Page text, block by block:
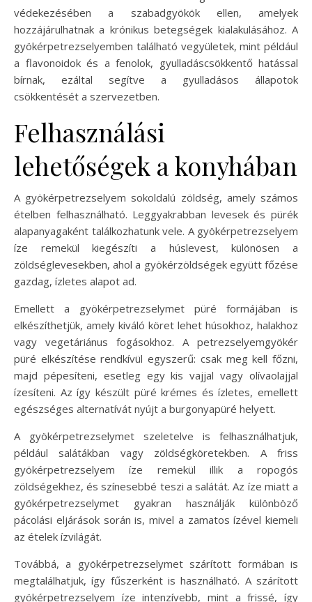
védekezésében a szabadgyökök ellen, amelyek
hozzájárulhatnak a krónikus betegségek kialakulásához. A
gyökérpetrezselyemben található vegyületek, mint például
a flavonoidok és a fenolok, gyulladáscsökkentő hatással
bírnak, ezáltal segítve a gyulladásos állapotok
csökkentését a szervezetben.
Felhasználási
lehetőségek a konyhában
A gyökérpetrezselyem sokoldalú zöldség, amely számos
ételben felhasználható. Leggyakrabban levesek és pürék
alapanyagaként találkozhatunk vele. A gyökérpetrezselyem
íze remekül kiegészíti a húslevest, különösen a
zöldséglevesekben, ahol a gyökérzöldségek együtt főzése
gazdag, ízletes alapot ad.
Emellett a gyökérpetrezselymet püré formájában is
elkészíthetjük, amely kiváló köret lehet húsokhoz, halakhoz
vagy vegetáriánus fogásokhoz. A petrezselyemgyökér
püré elkészítése rendkívül egyszerű: csak meg kell főzni,
majd pépesíteni, esetleg egy kis vajjal vagy olívaolajjal
ízesíteni. Az így készült püré krémes és ízletes, emellett
egészséges alternatívát nyújt a burgonyapüré helyett.
A gyökérpetrezselymet szeletelve is felhasználhatjuk,
például salátákban vagy zöldségköretekben. A friss
gyökérpetrezselyem íze remekül illik a ropogós
zöldségekhez, és színesebbé teszi a salátát. Az íze miatt a
gyökérpetrezselymet gyakran használják különböző
pácolási eljárások során is, mivel a zamatos ízével kiemeli
az ételek ízvilágát.
Továbbá, a gyökérpetrezselymet szárított formában is
megtalálhatjuk, így fűszerként is használható. A szárított
gyökérpetrezselyem íze intenzívebb, mint a frissé, így